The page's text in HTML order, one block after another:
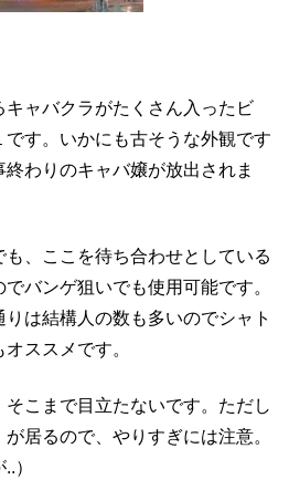
ャバクラがたくさん入ったビ
す。いかにも古そうな外観です
わりのキャバ嬢が放出されま
も、ここを待ち合わせとしている
バンゲ狙いでも使用可能です。
は結構人の数も多いのでシャト
ススメです。
こまで目立たないです。ただし
居るので、やりすぎには注意。
）